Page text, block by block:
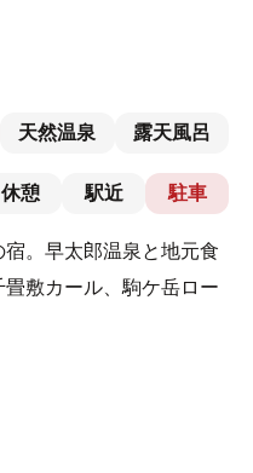
天然温泉 露天風呂
休憩 駅近 駐車
。早太郎温泉と地元食
敷カール、駒ケ岳ロー